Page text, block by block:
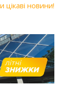
цікаві новини!